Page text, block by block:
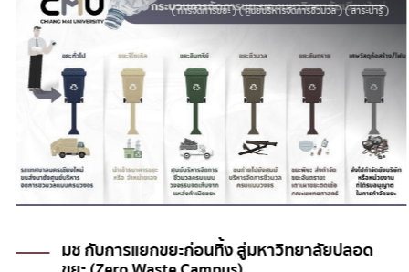
การจัดการขยะ ศูนย์บริหารจัดการชีวมวล สาระน่ารู้
มช กับการแยกขยะก่อนทิ้ง สู่มหาวิทยาลัยปลอด